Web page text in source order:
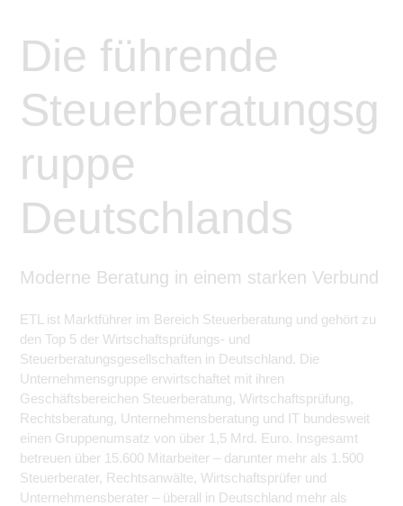
Die führende
Steuerberatungsg
ruppe
Deutschlands
Moderne Beratung in einem starken Verbund
ETL ist Marktführer im Bereich Steuerberatung und gehört zu
den Top 5 der Wirtschaftsprüfungs- und
Steuerberatungsgesellschaften in Deutschland. Die
Unternehmensgruppe erwirtschaftet mit ihren
Geschäftsbereichen Steuerberatung, Wirtschaftsprüfung,
Rechtsberatung, Unternehmensberatung und IT bundesweit
einen Gruppenumsatz von über 1,5 Mrd. Euro. Insgesamt
betreuen über 15.600 Mitarbeiter – darunter mehr als 1.500
Steuerberater, Rechtsanwälte, Wirtschaftsprüfer und
Unternehmensberater – überall in Deutschland mehr als